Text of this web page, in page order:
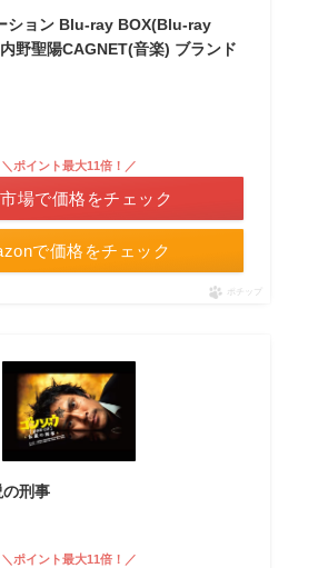
ション Blu-ray BOX(Blu-ray
野聖陽CAGNET(音楽) ブランド
で価格をチェック
＼ポイント最大11倍！／
場で価格をチェック
ポチップ
刑事
＼ポイント最大11倍！／